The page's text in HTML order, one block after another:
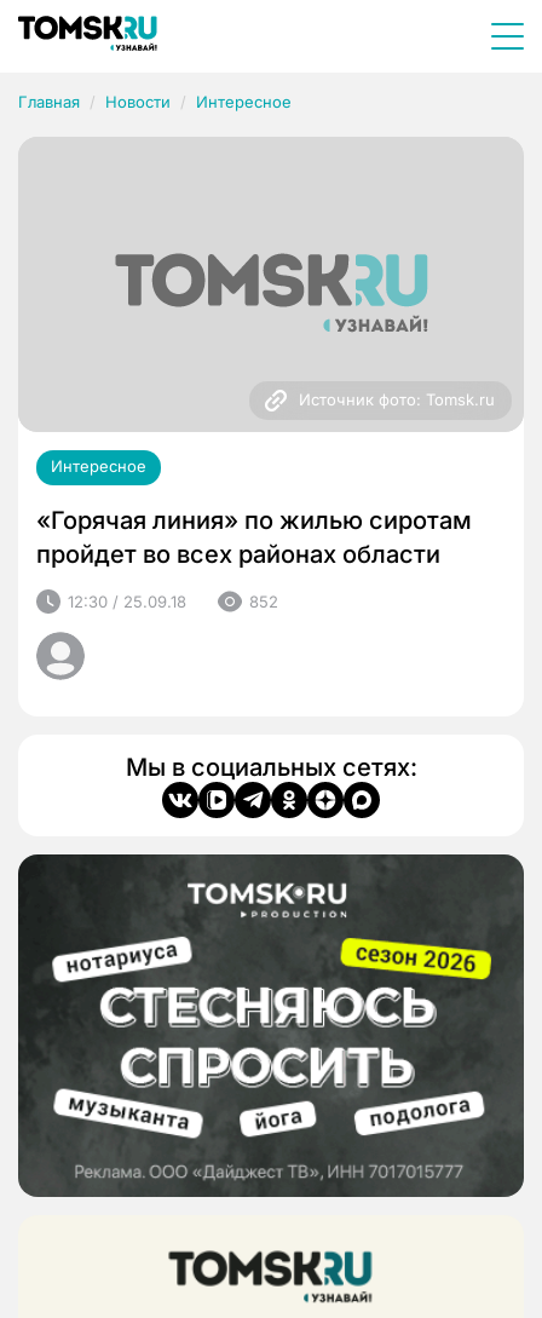
Главная Новости Интересное
Источник фото: Tomsk.ru
Интересное
«Горячая линия» по жилью сиротам
пройдет во всех районах области
12:30 / 25.09.18 852
Мы в социальных сетях: